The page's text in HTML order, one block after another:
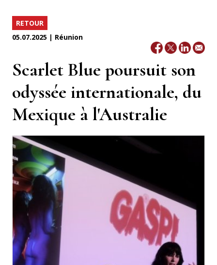
RETOUR
05.07.2025 | Réunion
Scarlet Blue poursuit son
odyssée internationale, du
Mexique à l'Australie